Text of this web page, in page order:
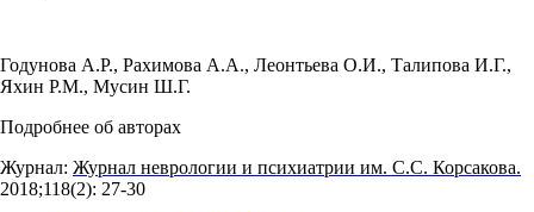
Годунова А.Р., Рахимова А.А., Леонтьева О.И., Талипова И.Г.,
Яхин Р.М., Мусин Ш.Г.
Подробнее об авторах
Журнал: Журнал неврологии и психиатрии им. С.С. Корсакова.
2018;118(2): 27‑30